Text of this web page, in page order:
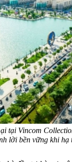
tại Vincom
lời bền vững khi hạ